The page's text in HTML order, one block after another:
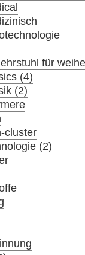
für
(4)
(2)
cluster
(2)